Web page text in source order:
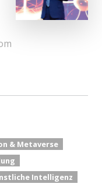
& Metaverse
Intelligenz